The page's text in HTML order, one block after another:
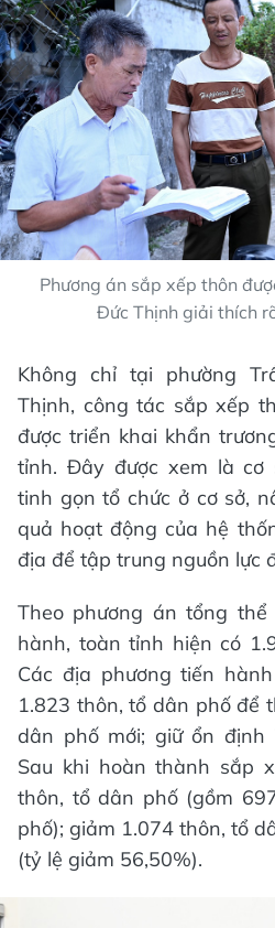
Phương án sắp xếp thôn
Đức Thịnh giải thích
Không chỉ tại phường
Thịnh, công tác sắp xếp
được triển khai khẩn
tỉnh. Đây được xem là cơ
tinh gọn tổ chức ở cơ sở,
quả hoạt động của hệ
địa để tập trung nguồn lực
Theo phương án tổng thể
hành, toàn tỉnh hiện có
Các địa phương tiến
1.823 thôn, tổ dân phố để
dân phố mới; giữ ổn
Sau khi hoàn thành sắp
thôn, tổ dân phố (gồm
phố); giảm 1.074 thôn, tổ
(tỷ lệ giảm 56,50%).